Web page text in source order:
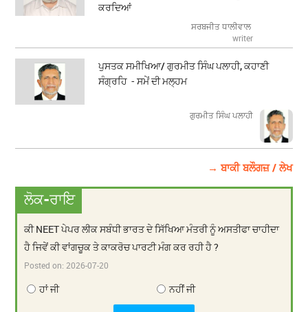
ਕਰਦਿਆਂ
ਸਰਬਜੀਤ ਧਾਲੀਵਾਲ
writer
ਪੁਸਤਕ ਸਮੀਖਿਆ/ ਗੁਰਮੀਤ ਸਿੰਘ ਪਲਾਹੀ, ਕਹਾਣੀ
ਸੰਗ੍ਰਹਿ - ਸਮੇਂ ਦੀ ਮਲ੍ਹਮ
ਗੁਰਮੀਤ ਸਿੰਘ ਪਲਾਹੀ
→ ਬਾਕੀ ਬਲੌਗਜ਼ / ਲੇਖ
ਲੋਕ-ਰਾਇ
ਕੀ NEET ਪੇਪਰ ਲੀਕ ਸਬੰਧੀ ਭਾਰਤ ਦੇ ਸਿੱਖਿਆ ਮੰਤਰੀ ਨੂੰ ਅਸਤੀਫਾ ਚਾਹੀਦਾ
ਹੈ ਜਿਵੇਂ ਕੀ ਵਾਂਗਚੂਕ ਤੇ ਕਾਕਰੋਚ ਪਾਰਟੀ ਮੰਗ ਕਰ ਰਹੀ ਹੈ ?
Posted on:2026-07-20
ਹਾਂ ਜੀ ਨਹੀਂ ਜੀ